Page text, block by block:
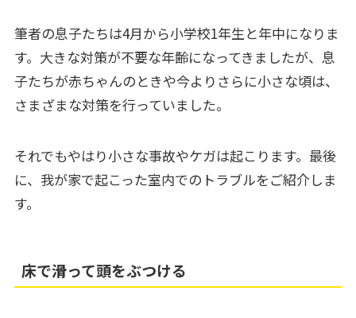
筆者の息子たちは4月から小学校1年生と年中になりま
す。大きな対策が不要な年齢になってきましたが、息
子たちが赤ちゃんのときや今よりさらに小さな頃は、
さまざまな対策を行っていました。
それでもやはり小さな事故やケガは起こります。最後
に、我が家で起こった室内でのトラブルをご紹介しま
す。
床で滑って頭をぶつける